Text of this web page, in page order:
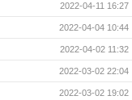
2022-04-11 16:27
2022-04-04 10:44
2022-04-02 11:32
2022-03-02 22:04
2022-03-02 19:02